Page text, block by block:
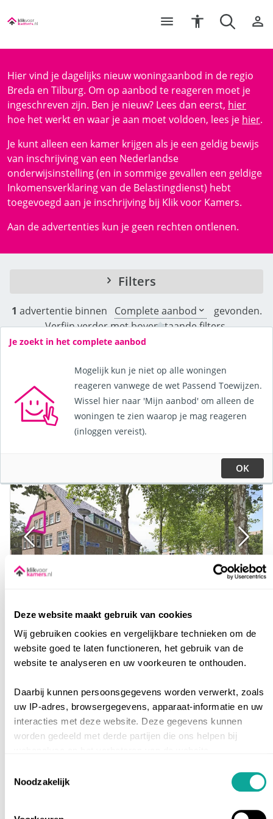
Deze website maakt gebruik van cookies
Wij gebruiken cookies en vergelijkbare technieken om de
website goed te laten functioneren, het gebruik van de
website te analyseren en uw voorkeuren te onthouden.
Daarbij kunnen persoonsgegevens worden verwerkt, zoals
uw IP-adres, browsergegevens, apparaat-informatie en uw
interacties met deze website. Deze gegevens kunnen
worden gedeeld met derde partijen die ons helpen bij
Geef toestemming of stel uw eigen keuze in. U kunt uw
toestemming op elk moment wijzigen of intrekken via de
knop voor cookie-instellingen linksonder op de website of
Noodzakelijk
Hier vind je dagelijks nieuw woningaanbod in de regio
Breda en Tilburg. Om op aanbod te reageren moet je
ingeschreven zijn. Ben je nieuw? Lees dan eerst, hier
hoe het werkt en waar je aan moet voldoen, lees je hier.
Je kunt alleen een kamer krijgen als je een geldig bewijs
van inschrijving van een Nederlandse
onderwijsinstelling (en in sommige gevallen een geldige
Inkomensverklaring van de Belastingdienst) hebt
toegevoegd aan je inschrijving bij Klik voor Kamers.
Aan de advertenties kun je geen rechten ontlenen.
Filters
1 advertentie binnen Complete aanbod
gevonden.
Verfijn verder met bovenstaande filters.
Sorteer de advertenties op:
Pastoor Dekkersstraat12
Breda|West |Heuvel
• Studentenflat zelfstandig •2e verdieping
PER 4 SEP. 2026
Inschrijfduur 0
Je zoekt in het complete aanbod
Mogelijk kun je niet op alle woningen
reageren vanwege de wet Passend Toewijzen.
Wissel hier naar 'Mijn aanbod' om alleen de
woningen te zien waarop je mag reageren
(inloggen vereist).
OK